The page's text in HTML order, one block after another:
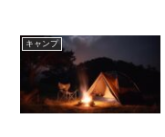
キャンプ